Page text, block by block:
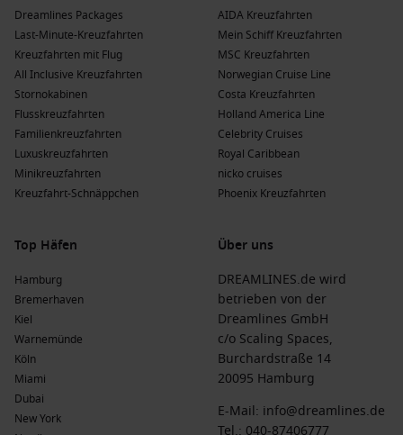
Schiffe, von denen 3 Kagoshima ansteuern:Norwegian
SpiritundNorwegian Jade
. Diese Reederei ist bekannt für
Flexibilität und ein vielseitiges Unterhaltungsangebot,
häufig abfahrend von Tokio oder Yokohama.
Royal Caribbean
: Royal Caribbean hat eine Flotte von 29
Schiffen, von denen 2 Kagoshima besuchen: Spectrum of
the SeasundOvation of the Seas. Diese Reederei ist
bekannt für ihre aufregenden Aktivitäten an Bord und ihre
familienfreundlichen Angebote, häufig abfahrend von
Shanghaioder Hongkong.
von denen 1 Kagoshima ansteuert:Costa Serena
kulinarische Erlebnisse, häufig abfahrend von Hongkong
oderSingapur
Die Vorteile einer Kreuzfahrt nach Kagoshima,
Japan im Laufe des Jahres
Frühling
: Temperaturen liegen zwischen
10 °C und 20 °C. Diese Zeit bietet angenehmes Wetter zum
Dreamlines Packages
Last-Minute-Kreuzfahrten
Kreuzfahrten mit Flug
All Inclusive Kreuzfahrten
Stornokabinen
Flusskreuzfahrten
Familienkreuzfahrten
Luxuskreuzfahrten
Minikreuzfahrten
Kreuzfahrt-Schnäppchen
AIDA Kreuzfahrten
Mein Schiff Kreuzfahrten
MSC Kreuzfahrten
Norwegian Cruise Line
Costa Kreuzfahrten
Holland America Line
Celebrity Cruises
Royal Caribbean
nicko cruises
Phoenix Kreuzfahrten
Top Häfen
Hamburg
Bremerhaven
Kiel
Warnemünde
Köln
Miami
Dubai
New York
Über uns
DREAMLINES.de wird
betrieben von der
Dreamlines GmbH
c/o Scaling Spaces,
Burchardstraße 14
20095 Hamburg
E-Mail: info@dreamlines.de
Tel.: 040-87406777